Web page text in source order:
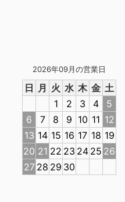
2026年09月の営業日
日 月 火 水 木 金 土
1
2 3 4
5
6
7 8 9 10 11 12
13 14 15 16 17 18 19
20 21 22 23 24 25 26
27 28 29 30